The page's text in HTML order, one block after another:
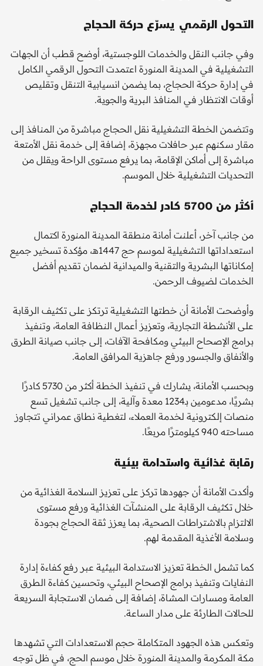
التحول الرقمي يسرّع حركة الحجاج
وفي جانب النقل والخدمات اللوجستية، أوضح قطب أن الجهات
التشغيلية في المدينة المنورة اعتمدت التحول الرقمي الكامل
في إدارة حركة الحجاج، بما يضمن انسيابية التنقل وتقليص
أوقات الانتظار في المنافذ البرية والجوية.
وتتضمن الخطة التشغيلية نقل الحجاج مباشرة من المنافذ إلى
مقار سكنهم عبر حافلات مجهزة، إضافة إلى خدمة نقل الأمتعة
مباشرة إلى أماكن الإقامة، بما يرفع مستوى الراحة ويقلل من
التحديات التشغيلية خلال الموسم.
أكثر من 5700 كادر لخدمة الحجاج
من جانب آخر، أعلنت أمانة منطقة المدينة المنورة اكتمال
استعداداتها التشغيلية لموسم حج 1447هـ، مؤكدة تسخير جميع
إمكاناتها البشرية والتقنية والميدانية لضمان تقديم أفضل
الخدمات لضيوف الرحمن.
وأوضحت الأمانة أن خطتها التشغيلية ترتكز على تكثيف الرقابة
على الأنشطة التجارية، وتعزيز أعمال النظافة العامة، وتنفيذ
برامج الإصحاح البيئي ومكافحة الآفات، إلى جانب صيانة الطرق
والأنفاق والجسور ورفع جاهزية المرافق العامة.
وبحسب الأمانة، يشارك في تنفيذ الخطة أكثر من 5730 كادرًا
بشريًا، مدعومين بـ1234 معدة وآلية، إلى جانب تشغيل تسع
منصات إلكترونية لخدمة العملاء، لتغطية نطاق عمراني تتجاوز
مساحته 940 كيلومترًا مربعًا.
رقابة غذائية واستدامة بيئية
وأكدت الأمانة أن جهودها تركز على تعزيز السلامة الغذائية من
خلال تكثيف الرقابة على المنشآت الغذائية ورفع مستوى
الالتزام بالاشتراطات الصحية، بما يعزز ثقة الحجاج بجودة
وسلامة الأغذية المقدمة لهم.
كما تشمل الخطة تعزيز الاستدامة البيئية عبر رفع كفاءة إدارة
النفايات وتنفيذ برامج الإصحاح البيئي، وتحسين كفاءة الطرق
العامة ومسارات المشاة، إضافة إلى ضمان الاستجابة السريعة
للحالات الطارئة على مدار الساعة.
وتعكس هذه الجهود المتكاملة حجم الاستعدادات التي تشهدها
مكة المكرمة والمدينة المنورة خلال موسم الحج، في ظل توجه